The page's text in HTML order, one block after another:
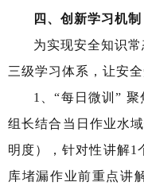
四、创新学习机
为实现安全知识
三级学习体系，让安
1、“每日微训”
组长结合当日作业水
明度），针对性讲解1
库堵漏作业前重点讲